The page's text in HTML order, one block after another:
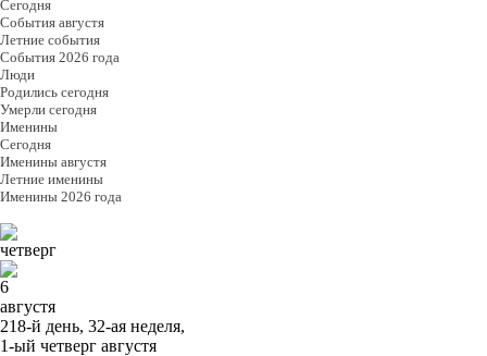
Cегодня
События августя
Летние события
События 2026 года
Люди
Родились сегодня
Умерли сегодня
Именины
Cегодня
Именины августя
Летние именины
Именины 2026 года
четверг
6
августя
218-й день, 32-ая неделя,
1-ый четверг августя